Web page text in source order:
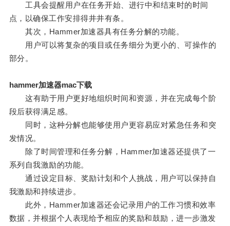
工具会提醒用户在任务开始、进行中和结束时的时间
点，以确保工作安排得井井有条。
其次，Hammer加速器具有任务分解的功能。
用户可以将复杂的项目或任务细分为更小的、可操作的
部分。
hammer加速器mac下载
这有助于用户更好地组织时间和资源，并在完成每个阶
段后获得满足感。
同时，这种分解也能够使用户更容易应对紧急任务和突
发情况。
除了时间管理和任务分解，Hammer加速器还提供了一
系列自我激励的功能。
通过设定目标、奖励计划和个人挑战，用户可以保持自
我激励和持续进步。
此外，Hammer加速器还会记录用户的工作习惯和效率
数据，并根据个人表现给予相应的奖励和鼓励，进一步激发